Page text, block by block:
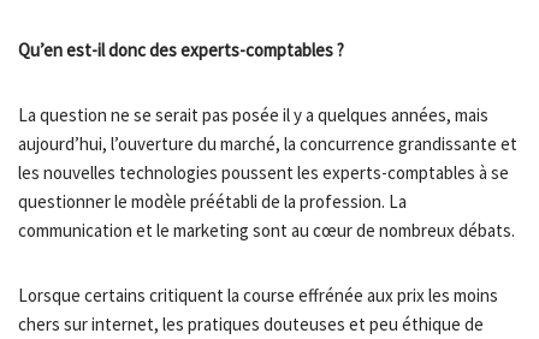
Qu’en est-il donc des experts-comptables ?
La question ne se serait pas posée il y a quelques années, mais
aujourd’hui, l’ouverture du marché, la concurrence grandissante et
les nouvelles technologies poussent les experts-comptables à se
questionner le modèle préétabli de la profession. La
communication et le marketing sont au cœur de nombreux débats.
Lorsque certains critiquent la course effrénée aux prix les moins
chers sur internet, les pratiques douteuses et peu éthique de